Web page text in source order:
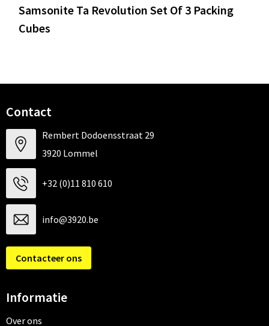
Samsonite Ta Revolution Set Of 3 Packing
Cubes
Contact
Rembert Dodoensstraat 29
3920 Lommel
+32 (0)11 810 610
info@3920.be
Contacteer ons
Informatie
Over ons